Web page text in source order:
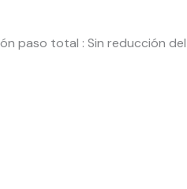
paso total : Sin reducción